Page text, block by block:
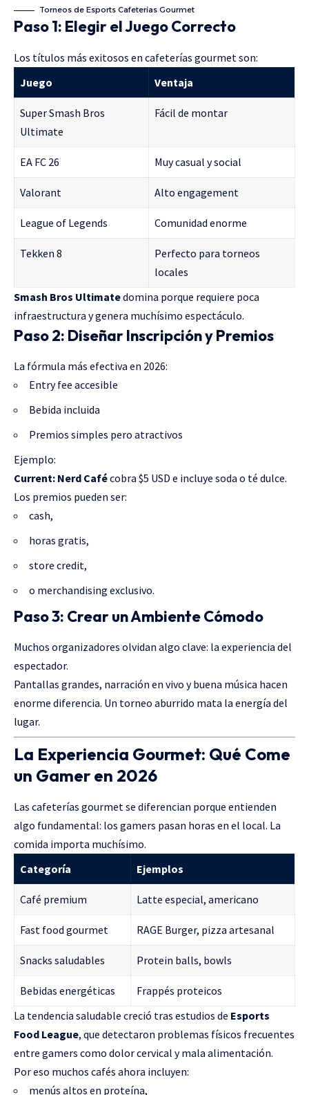
Torneos de Esports Cafeterías Gourmet
Paso 1: Elegir el Juego Correcto
Los títulos más exitosos en cafeterías gourmet son:
Juego
Ventaja
Super Smash Bros
Ultimate
Fácil de montar
EA FC 26 Muy casual y social
Valorant Alto engagement
League of Legends Comunidad enorme
Tekken 8
Perfecto para torneos
locales
Smash Bros Ultimatedomina porque requiere poca
infraestructura y genera muchísimo espectáculo.
Paso 2: Diseñar Inscripción y Premios
La fórmula más efectiva en 2026:
Entry fee accesible
Bebida incluida
Premios simples pero atractivos
Ejemplo:
Current: Nerd Cafécobra $5 USD e incluye soda o té dulce.
Los premios pueden ser:
cash,
horas gratis,
store credit,
o merchandising exclusivo.
Paso 3: Crear un Ambiente Cómodo
Muchos organizadores olvidan algo clave: la experiencia del
espectador.
Pantallas grandes, narración en vivo y buena música hacen
enorme diferencia. Un torneo aburrido mata la energía del
lugar.
La Experiencia Gourmet: Qué Come
un Gamer en 2026
Las cafeterías gourmet se diferencian porque entienden
algo fundamental: los gamers pasan horas en el local. La
comida importa muchísimo.
Categoría
Ejemplos
Café premium Latte especial, americano
Fast food gourmet RAGE Burger, pizza artesanal
Snacks saludables Protein balls, bowls
Bebidas energéticas
Frappés proteicos
La tendencia saludable creció tras estudios de Esports
Food League, que detectaron problemas físicos frecuentes
entre gamers como dolor cervical y mala alimentación.
Por eso muchos cafés ahora incluyen:
menús altos en proteína,